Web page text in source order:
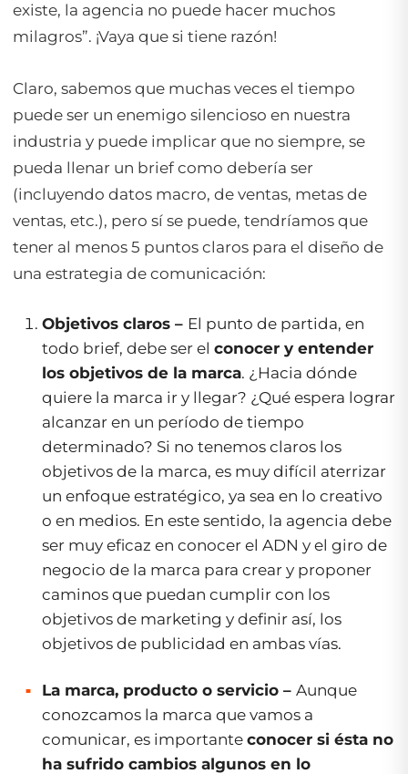
existe, la agencia no puede hacer muchos
milagros”. ¡Vaya que si tiene razón!
Claro, sabemos que muchas veces el tiempo
puede ser un enemigo silencioso en nuestra
industria y puede implicar que no siempre, se
pueda llenar un brief como debería ser
(incluyendo datos macro, de ventas, metas de
ventas, etc.), pero sí se puede, tendríamos que
tener al menos 5 puntos claros para el diseño de
una estrategia de comunicación:
Objetivos claros – El punto de partida, en
todo brief, debe ser el conocer y entender
los objetivos de la marca. ¿Hacia dónde
quiere la marca ir y llegar? ¿Qué espera lograr
alcanzar en un período de tiempo
determinado? Si no tenemos claros los
objetivos de la marca, es muy difícil aterrizar
un enfoque estratégico, ya sea en lo creativo
o en medios. En este sentido, la agencia debe
ser muy eficaz en conocer el ADN y el giro de
negocio de la marca para crear y proponer
caminos que puedan cumplir con los
objetivos de marketing y definir así, los
objetivos de publicidad en ambas vías.
La marca, producto o servicio – Aunque
conozcamos la marca que vamos a
comunicar, es importante conocer si ésta no
ha sufrido cambios algunos en lo